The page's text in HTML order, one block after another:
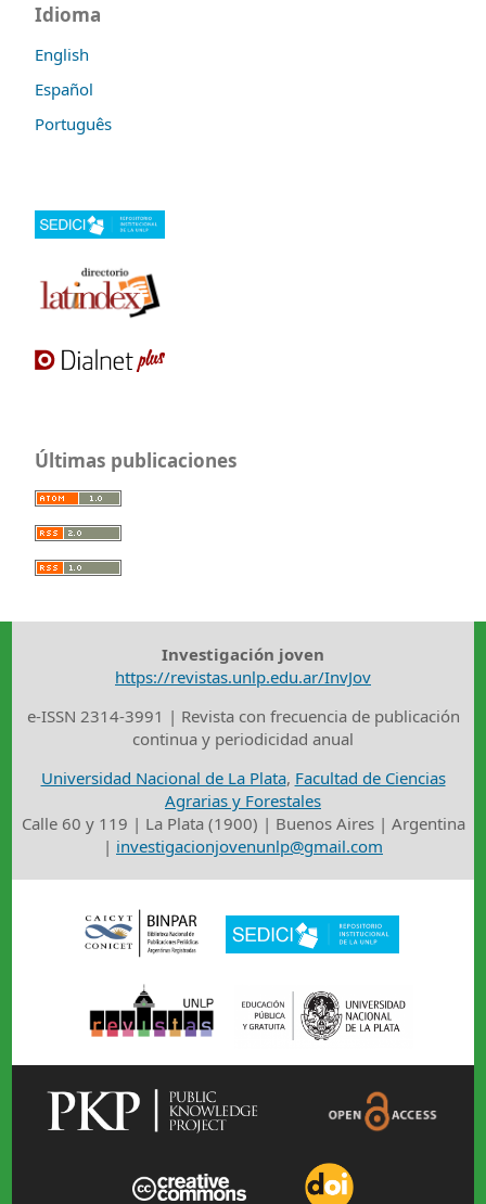
Idioma
English
Español
Português
Últimas publicaciones
Investigación joven
https://revistas.unlp.edu.ar/InvJov
e-ISSN 2314-3991 | Revista con frecuencia de publicación
continua y periodicidad anual
Universidad Nacional de La Plata, Facultad de Ciencias
Agrarias y Forestales
Calle 60 y 119 | La Plata (1900) | Buenos Aires | Argentina
| investigacionjovenunlp@gmail.com